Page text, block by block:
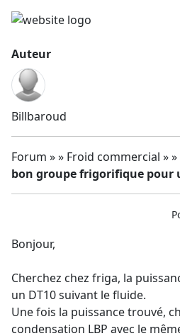
Auteur
Billbaroud
Forum » » Froid commercial » »
bon groupe frigorifique pour
Bonjour,
Cherchez chez friga, la
un DT10 suivant le fluide.
Une fois la puissance trouvé,
condensation LBP avec le